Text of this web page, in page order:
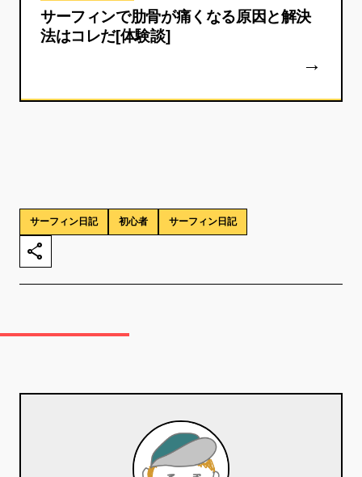
サーフィンで肋骨が痛くなる原因と解決
法はコレだ[体験談]
サーフィン日記 初心者 サーフィン日記
share